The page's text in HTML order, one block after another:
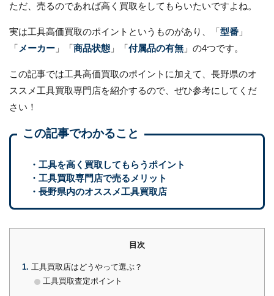
ただ、売るのであれば高く買取をしてもらいたいですよね。
実は工具高価買取のポイントというものがあり、「 型番 」
「 メーカー 」「 商品状態 」「 付属品の有無 」の4つです。
この記事では工具高価買取のポイントに加えて、長野県のオ
ススメ工具買取専門店を紹介するので、ぜひ参考にしてくだ
さい！
この記事でわかること
・工具を高く買取してもらうポイント
・工具買取専門店で売るメリット
・長野県内のオススメ工具買取店
目次
1 工具買取店はどうやって選ぶ？
工具買取査定ポイント